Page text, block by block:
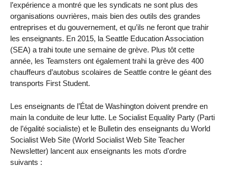
l’expérience a montré que les syndicats ne sont plus des
organisations ouvrières, mais bien des outils des grandes
entreprises et du gouvernement, et qu’ils ne feront que trahir
les enseignants. En 2015, la Seattle Education Association
(SEA) a trahi toute une semaine de grève. Plus tôt cette
année, les Teamsters ont également trahi la grève des 400
chauffeurs d’autobus scolaires de Seattle contre le géant des
transports First Student.
Les enseignants de l’État de Washington doivent prendre en
main la conduite de leur lutte. Le Socialist Equality Party (Parti
de l’égalité socialiste) et le Bulletin des enseignants du World
Socialist Web Site (World Socialist Web Site Teacher
Newsletter) lancent aux enseignants les mots d’ordre
suivants :